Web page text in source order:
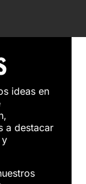
ideas en
a destacar
y